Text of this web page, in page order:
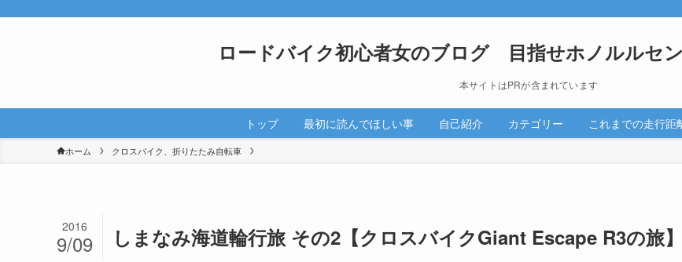
ロードバイク初心者女のブログ 目指せホノルルセ
本サイトはPRが含まれています
トップ 最初に読んでほしい事 自己紹介 カテゴリー これまでの走行距
ホーム クロスバイク、折りたたみ自転車
しまなみ海道輪行旅 その2【クロスバイクGiant Escape R3の旅】
2016
9/09